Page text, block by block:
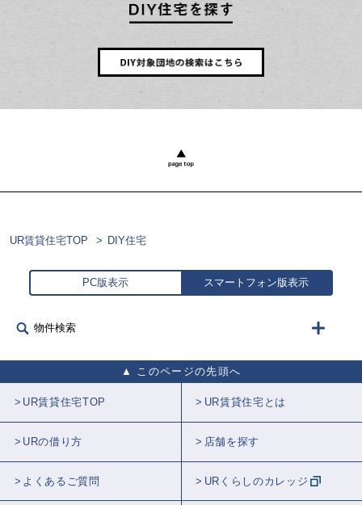
UR賃貸住宅TOP DIY住宅
PC版表示 スマートフォン版表示
物件検索
このページの先頭へ
UR賃貸住宅TOP UR賃貸住宅とは
URの借り方 店舗を探す
よくあるご質問 URくらしのカレッジ